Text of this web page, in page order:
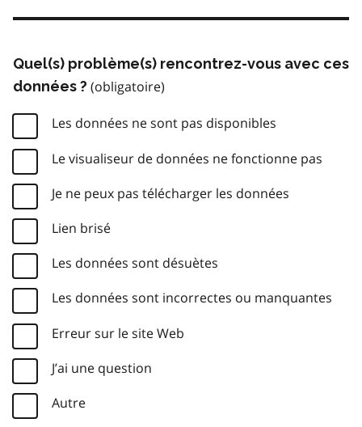
Quel(s) problème(s) rencontrez-vous avec ces
données ?
Les données ne sont pas disponibles
Le visualiseur de données ne fonctionne pas
Je ne peux pas télécharger les données
Lien brisé
Les données sont désuètes
Les données sont incorrectes ou manquantes
Erreur sur le site Web
J’ai une question
Autre